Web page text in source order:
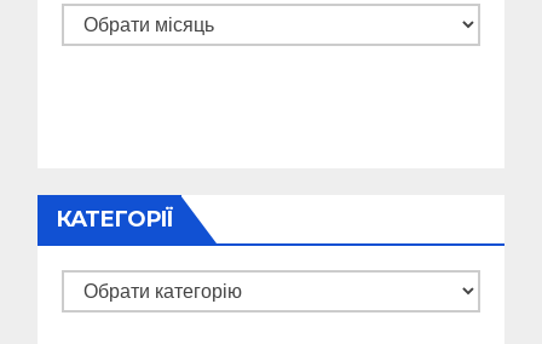
Архіви
КАТЕГОРІЇ
Категорії